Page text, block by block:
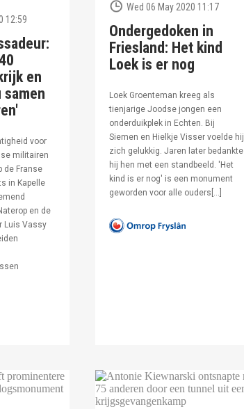
12:59
en
samen
voor
militairen
de Franse
in Kapelle
en de
Luis Vassy
Wed 06 May 2020 11:17
Ondergedoken in
Friesland: Het kind
Loek is er nog
Loek Groenteman kreeg als
tienjarige Joodse jongen een
onderduikplek in Echten. Bij
Siemen en Hielkje Visser voelde hij
zich gelukkig. Jaren later bedankte
hij hen met een standbeeld. 'Het
kind is er nog' is een monument
geworden voor alle ouders[…]